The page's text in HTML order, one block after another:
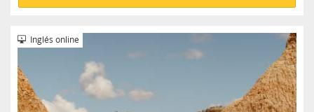
Inglés online